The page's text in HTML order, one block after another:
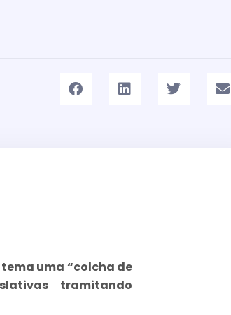
uma “colcha de
tramitando